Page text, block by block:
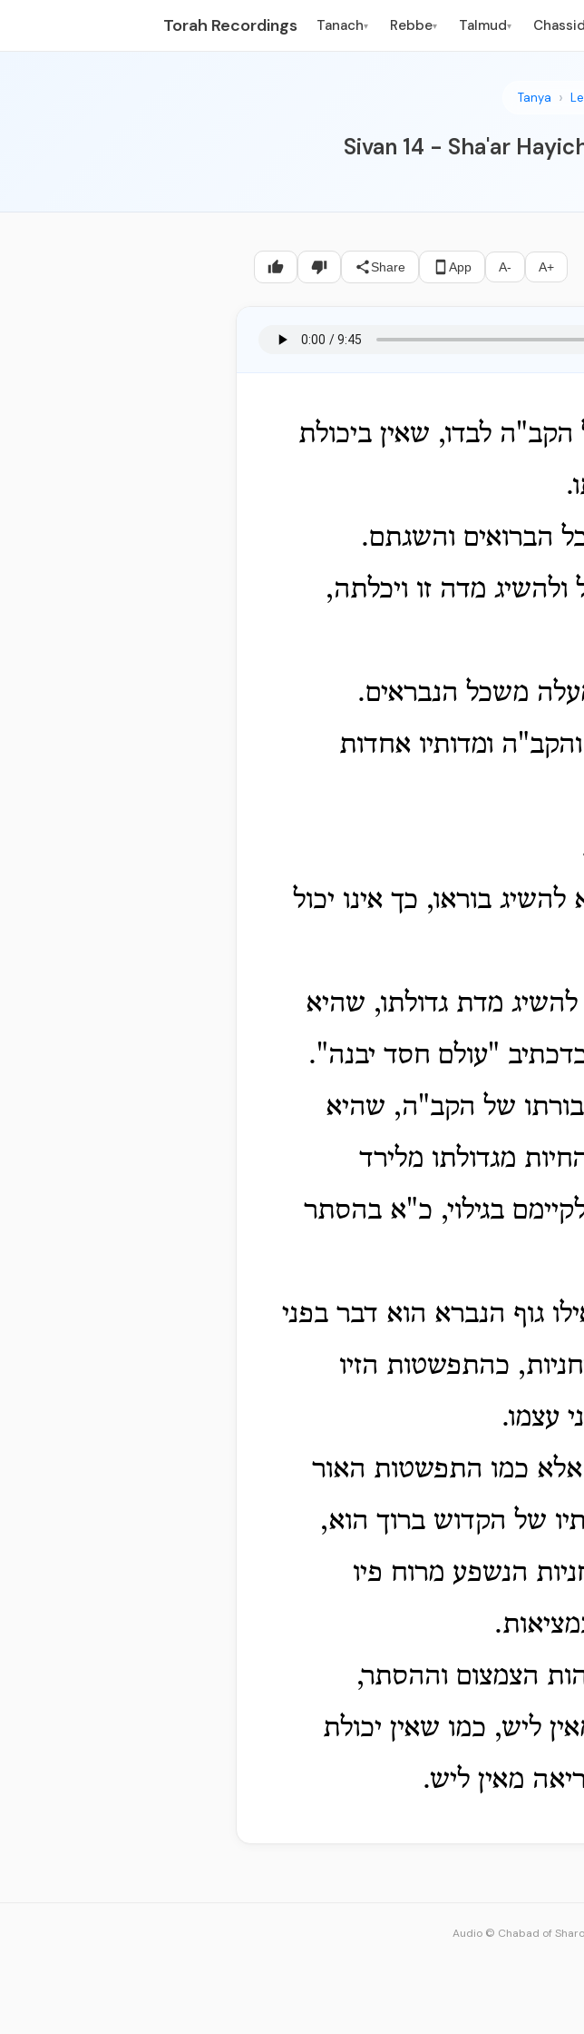
Torah Recordings Tanach▾ Rebbe▾ Talmud▾
Tanya
Sivan 14 - Sha'ar
Share App A- A+
לבדו, שאין ביכולת
הברואים והשגתם.
מדה זו ויכלתה,
משכל הנבראים.
ומדותיו אחדות
בוראו, כך אינו יכול
מדת גדולתו, שהיא
"עולם חסד יבנה".
של הקב"ה, שהיא
מגדולתו מלירד
בגילוי, כ"א בהסתר
גוף הנברא הוא דבר בפני
כהתפשטות הזיו
עצמו.
אלא כמו התפשטות האור
של הקדוש ברוך הוא,
הנשפע מרוח פיו
הצמצום וההסתר,
ליש, כמו שאין יכולת
מאין ליש.
Audio © Chabad of